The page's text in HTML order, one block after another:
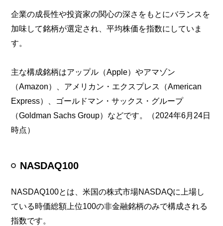
企業の成長性や投資家の関心の深さをもとにバランスを
加味して銘柄が選定され、平均株価を指数にしていま
す。
主な構成銘柄はアップル（Apple）やアマゾン
（Amazon）、アメリカン・エクスプレス（American
Express）、ゴールドマン・サックス・グループ
（Goldman Sachs Group）などです。（2024年6月24日
時点）
NASDAQ100
NASDAQ100とは、米国の株式市場NASDAQに上場し
ている時価総額上位100の非金融銘柄のみで構成される
指数です。